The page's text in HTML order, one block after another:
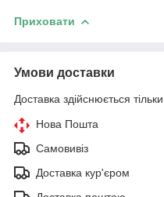
Приховати
Умови доставки
Доставка здійснюється
Нова Пошта
Самовивіз
Доставка кур'єром